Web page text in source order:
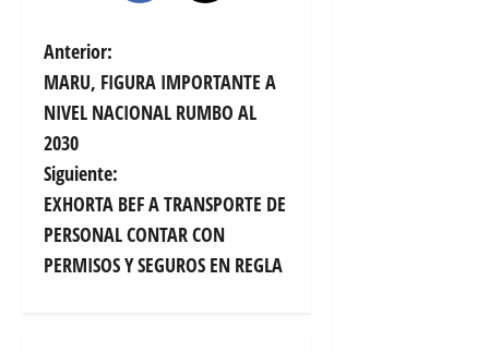
N
a
v
e
g
a
Anterior:
MARU, FIGURA IMPORTANTE A
NIVEL NACIONAL RUMBO AL
2030
Siguiente:
EXHORTA BEF A TRANSPORTE DE
PERSONAL CONTAR CON
PERMISOS Y SEGUROS EN REGLA